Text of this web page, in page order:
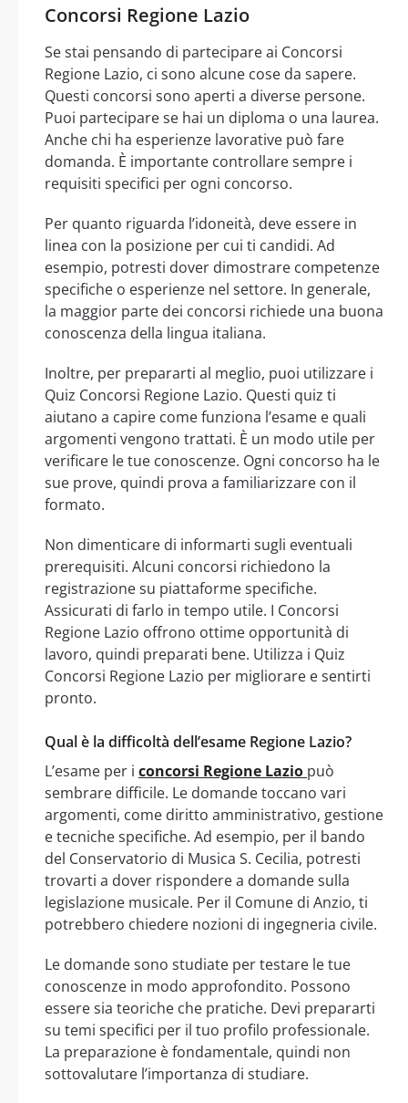
Concorsi Regione Lazio
Se stai pensando di partecipare ai Concorsi
Regione Lazio, ci sono alcune cose da sapere.
Questi concorsi sono aperti a diverse persone.
Puoi partecipare se hai un diploma o una laurea.
Anche chi ha esperienze lavorative può fare
domanda. È importante controllare sempre i
requisiti specifici per ogni concorso.
Per quanto riguarda l’idoneità, deve essere in
linea con la posizione per cui ti candidi. Ad
esempio, potresti dover dimostrare competenze
specifiche o esperienze nel settore. In generale,
la maggior parte dei concorsi richiede una buona
conoscenza della lingua italiana.
Inoltre, per prepararti al meglio, puoi utilizzare i
Quiz Concorsi Regione Lazio. Questi quiz ti
aiutano a capire come funziona l’esame e quali
argomenti vengono trattati. È un modo utile per
verificare le tue conoscenze. Ogni concorso ha le
sue prove, quindi prova a familiarizzare con il
formato.
Non dimenticare di informarti sugli eventuali
prerequisiti. Alcuni concorsi richiedono la
registrazione su piattaforme specifiche.
Assicurati di farlo in tempo utile. I Concorsi
Regione Lazio offrono ottime opportunità di
lavoro, quindi preparati bene. Utilizza i Quiz
Concorsi Regione Lazio per migliorare e sentirti
pronto.
Qual è la difficoltà dell’esame Regione Lazio?
L’esame per i concorsi Regione Lazio può
sembrare difficile. Le domande toccano vari
argomenti, come diritto amministrativo, gestione
e tecniche specifiche. Ad esempio, per il bando
del Conservatorio di Musica S. Cecilia, potresti
trovarti a dover rispondere a domande sulla
legislazione musicale. Per il Comune di Anzio, ti
potrebbero chiedere nozioni di ingegneria civile.
Le domande sono studiate per testare le tue
conoscenze in modo approfondito. Possono
essere sia teoriche che pratiche. Devi prepararti
su temi specifici per il tuo profilo professionale.
La preparazione è fondamentale, quindi non
sottovalutare l’importanza di studiare.